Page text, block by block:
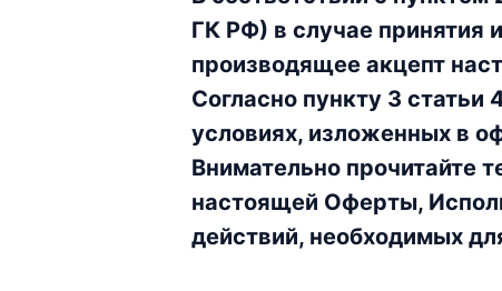
ГК РФ) в случае принятия
производящее акцепт
Согласно пункту 3
условиях, изложенных в
Внимательно прочитайте
настоящей Оферты,
действий, необходимых